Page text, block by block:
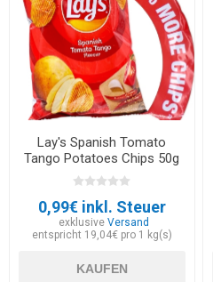
Lay's Spanish Tomato
Tango Potatoes Chips 50g
0,99€ inkl. Steuer
exklusiveVersand
entspricht 19,04€ pro 1 kg(s)
KAUFEN